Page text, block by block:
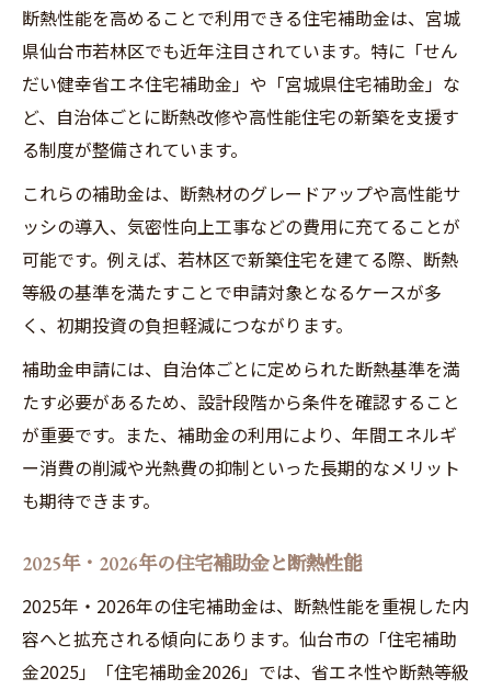
断熱性能を高めることで利用できる住宅補助金は、宮城
県仙台市若林区でも近年注目されています。特に「せん
だい健幸省エネ住宅補助金」や「宮城県住宅補助金」な
ど、自治体ごとに断熱改修や高性能住宅の新築を支援す
る制度が整備されています。
これらの補助金は、断熱材のグレードアップや高性能サ
ッシの導入、気密性向上工事などの費用に充てることが
可能です。例えば、若林区で新築住宅を建てる際、断熱
等級の基準を満たすことで申請対象となるケースが多
く、初期投資の負担軽減につながります。
補助金申請には、自治体ごとに定められた断熱基準を満
たす必要があるため、設計段階から条件を確認すること
が重要です。また、補助金の利用により、年間エネルギ
ー消費の削減や光熱費の抑制といった長期的なメリット
も期待できます。
2025年・2026年の住宅補助金と断熱性能
2025年・2026年の住宅補助金は、断熱性能を重視した内
容へと拡充される傾向にあります。仙台市の「住宅補助
金2025」「住宅補助金2026」では、省エネ性や断熱等級